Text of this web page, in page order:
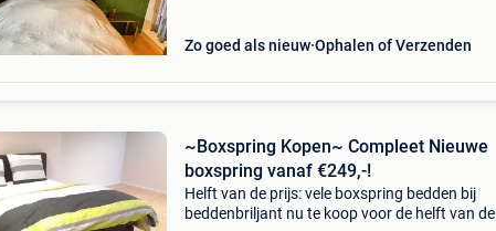
Zo goed als nieuw Ophalen of Verzenden
~Boxspring Kopen~ Compleet Nieuwe
boxspring vanaf €249,-!
Helft van de prijs: vele boxspring bedden bij
beddenbriljant nu te koop voor de helft van de